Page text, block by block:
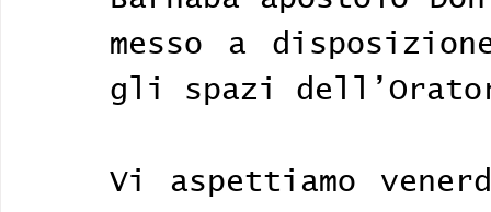
messo a
gli spazi
Vi aspettiamo